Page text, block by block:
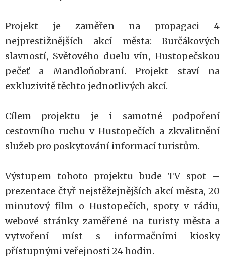
Projekt je zaměřen na propagaci 4
nejprestižnějších akcí města: Burčákových
slavností, Světového duelu vín, Hustopečskou
pečeť a Mandloňobraní. Projekt staví na
exkluzivitě těchto jednotlivých akcí.
Cílem projektu je i samotné podpoření
cestovního ruchu v Hustopečích a zkvalitnění
služeb pro poskytování informací turistům.
Výstupem tohoto projektu bude TV spot –
prezentace čtyř nejstěžejnějších akcí města, 20
minutový film o Hustopečích, spoty v rádiu,
webové stránky zaměřené na turisty města a
vytvoření míst s informačními kiosky
přístupnými veřejnosti 24 hodin.